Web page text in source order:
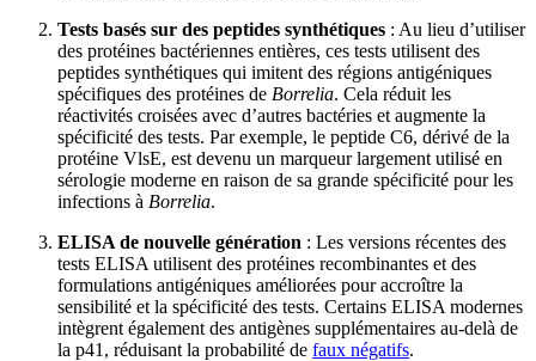
Tests basés sur des peptides synthétiques : Au lieu d’utiliser
des protéines bactériennes entières, ces tests utilisent des
peptides synthétiques qui imitent des régions antigéniques
spécifiques des protéines de Borrelia. Cela réduit les
réactivités croisées avec d’autres bactéries et augmente la
spécificité des tests. Par exemple, le peptide C6, dérivé de la
protéine VlsE, est devenu un marqueur largement utilisé en
sérologie moderne en raison de sa grande spécificité pour les
infections à Borrelia.
ELISA de nouvelle génération : Les versions récentes des
tests ELISA utilisent des protéines recombinantes et des
formulations antigéniques améliorées pour accroître la
sensibilité et la spécificité des tests. Certains ELISA modernes
intègrent également des antigènes supplémentaires au-delà de
la p41, réduisant la probabilité de faux négatifs.